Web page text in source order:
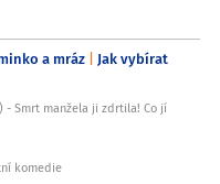
a mráz Jak vybírat
- Smrt manžela ji zdrtila! Co jí
komedie